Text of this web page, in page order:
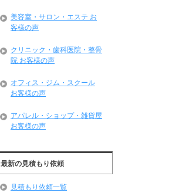
美容室・サロン・エステ お
客様の声
クリニック・歯科医院・整骨
院 お客様の声
オフィス・ジム・スクール
お客様の声
アパレル・ショップ・雑貨屋
お客様の声
最新の見積もり依頼
見積もり依頼一覧